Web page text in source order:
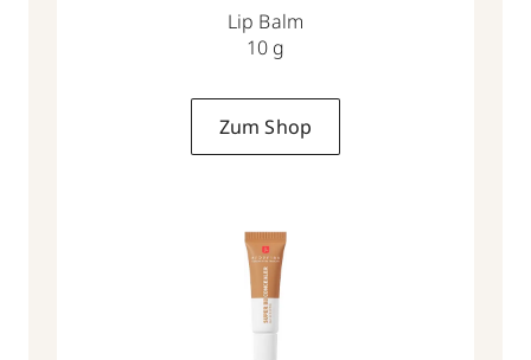
Lip Balm
10 g
Zum Shop